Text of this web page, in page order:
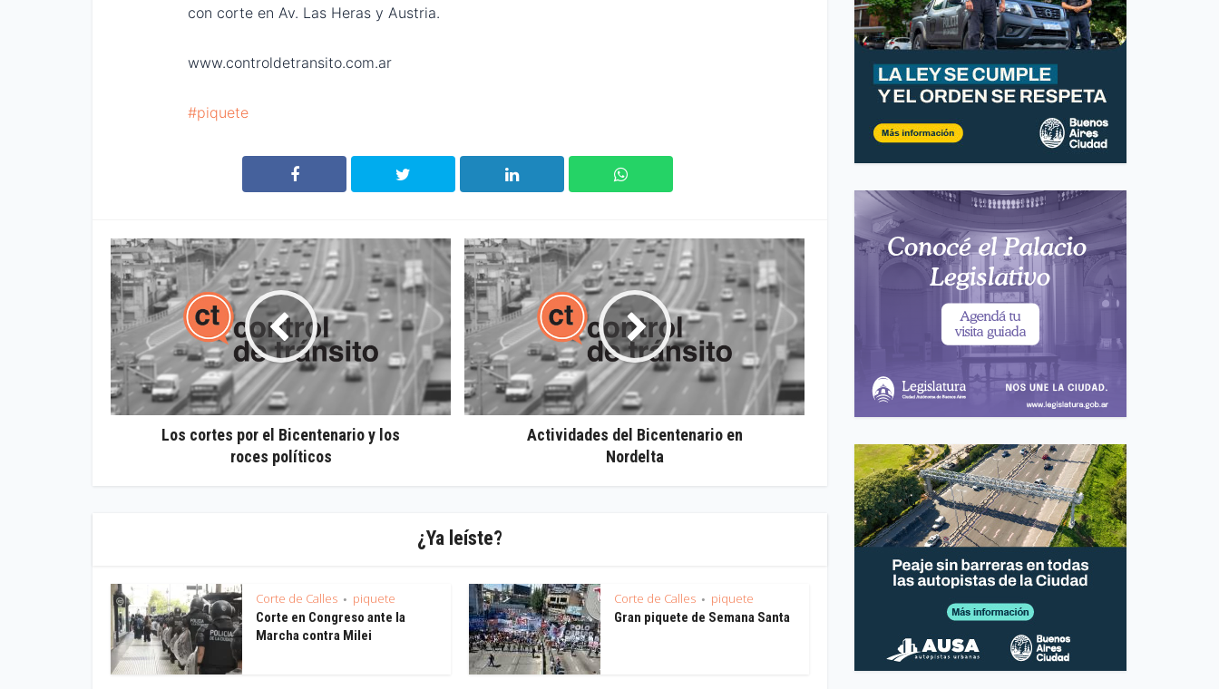
con corte en Av. Las Heras y Austria.
www.controldetransito.com.ar
piquete
Los cortes por el Bicentenario y los
roces políticos
Actividades del Bicentenario en
Nordelta
¿Ya leíste?
Corte de Calles • piquete
Corte en Congreso ante la
Marcha contra Milei
Corte de Calles • piquete
Gran piquete de Semana Santa